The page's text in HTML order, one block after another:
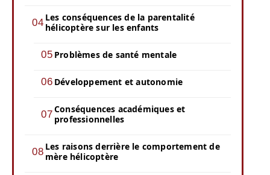
Les conséquences de la parentalité
hélicoptère sur les enfants
Problèmes de santé mentale
Développement et autonomie
Conséquences académiques et
professionnelles
Les raisons derrière le comportement de
mère hélicoptère